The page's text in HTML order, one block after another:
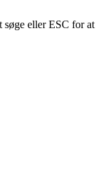
søge eller ESC for at